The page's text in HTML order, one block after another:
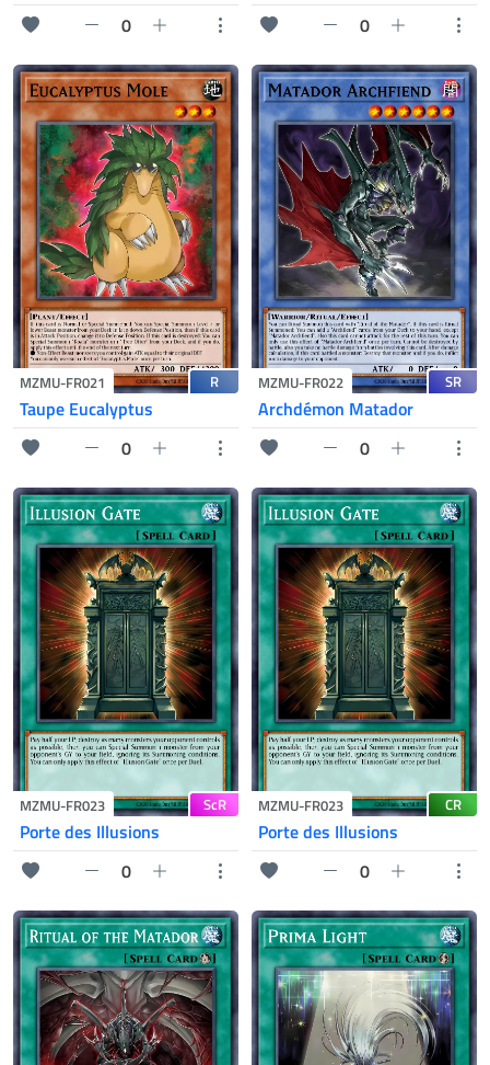
0
0
MZMU-FR021 R
Taupe Eucalyptus
0
MZMU-FR022 SR
Archdémon Matador
0
MZMU-FR023 ScR
Porte des Illusions
0
MZMU-FR023 CR
Porte des Illusions
0